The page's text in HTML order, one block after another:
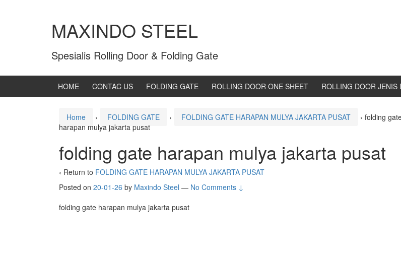
MAXINDO STEEL
Spesialis Rolling Door & Folding Gate
HOME CONTAC US FOLDING GATE ROLLING DOOR ONE SHEET ROLLING DOOR JENIS
Home › FOLDING GATE › FOLDING GATE HARAPAN MULYA JAKARTA PUSAT › folding
harapan mulya jakarta pusat
folding gate harapan mulya jakarta pusat
‹ Return to FOLDING GATE HARAPAN MULYA JAKARTA PUSAT
Posted on 20-01-26 by Maxindo Steel — No Comments ↓
folding gate harapan mulya jakarta pusat